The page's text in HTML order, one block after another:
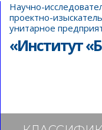
Научно-
проектно-
унитарное
«Институт